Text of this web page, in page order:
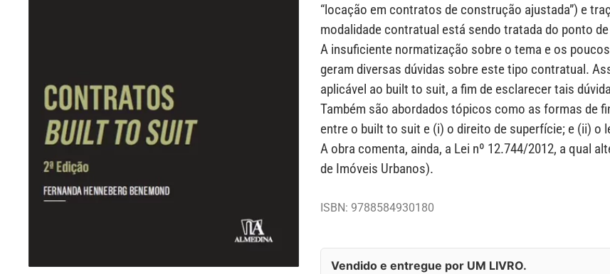
“locação em contratos de construção ajustada”) e
modalidade contratual está sendo tratada do ponto
A insuficiente normatização sobre o tema e os
geram diversas dúvidas sobre este tipo contratual.
aplicável ao built to suit, a fim de esclarecer tais
Também são abordados tópicos como as formas de
entre o built to suit e (i) o direito de superfície; e (ii) o
A obra comenta, ainda, a Lei nº 12.744/2012, a qual
de Imóveis Urbanos).
ISBN: 9788584930180
Vendido e entregue por UM LIVRO.